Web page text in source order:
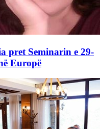
pret Seminarin e 29-
Europë